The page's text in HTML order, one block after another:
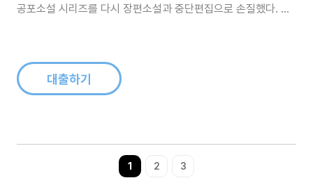
공포소설 시리즈를 다시 장편소설과 중단편집으로 손질했다. 일
람의 얼굴, 엽기적인 식인마 등 소름끼치는 소재를 은근한 공포와
인간 심리 분석을 ..
대출하기
1 2 3